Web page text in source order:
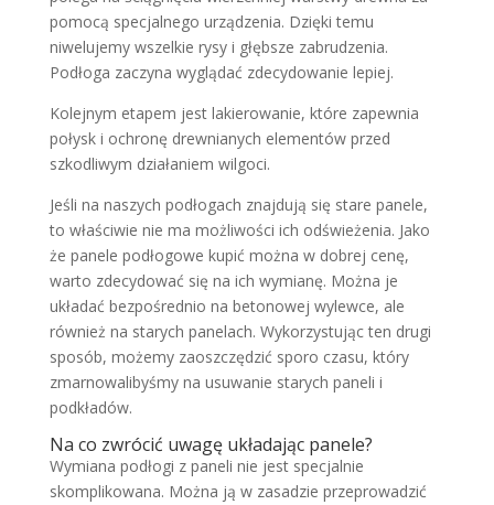
pomocą specjalnego urządzenia. Dzięki temu
niwelujemy wszelkie rysy i głębsze zabrudzenia.
Podłoga zaczyna wyglądać zdecydowanie lepiej.
Kolejnym etapem jest lakierowanie, które zapewnia
połysk i ochronę drewnianych elementów przed
szkodliwym działaniem wilgoci.
Jeśli na naszych podłogach znajdują się stare panele,
to właściwie nie ma możliwości ich odświeżenia. Jako
że panele podłogowe kupić można w dobrej cenę,
warto zdecydować się na ich wymianę. Można je
układać bezpośrednio na betonowej wylewce, ale
również na starych panelach. Wykorzystując ten drugi
sposób, możemy zaoszczędzić sporo czasu, który
zmarnowalibyśmy na usuwanie starych paneli i
podkładów.
Na co zwrócić uwagę układając panele?
Wymiana podłogi z paneli nie jest specjalnie
skomplikowana. Można ją w zasadzie przeprowadzić